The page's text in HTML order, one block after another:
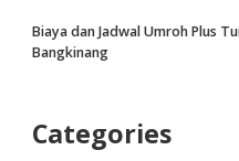
Biaya dan Jadwal Umroh Plus
Bangkinang
Categories